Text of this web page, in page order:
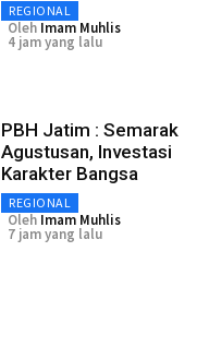
REGIONAL
Oleh Imam Muhlis
4 jam yang lalu
PBH Jatim : Semarak
Agustusan, Investasi
Karakter Bangsa
REGIONAL
Oleh Imam Muhlis
7 jam yang lalu